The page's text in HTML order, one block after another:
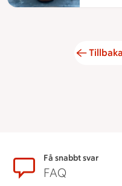
SidfotFå snabbt svar
FAQ